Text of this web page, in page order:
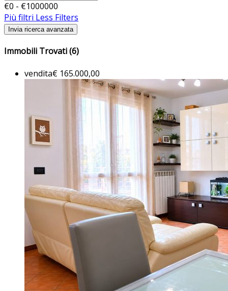
€0 - €1000000
Più filtri Less Filters
Immobili Trovati (6)
vendita€ 165.000,00